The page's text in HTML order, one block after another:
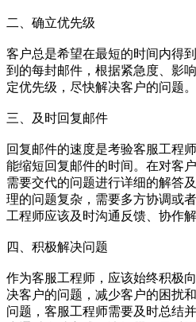
二、确立优先级
客户总是希望在最短的时间内得
到的每封邮件，根据紧急度、影
定优先级，尽快解决客户的问题。
三、及时回复邮件
回复邮件的速度是考验客服工程
能缩短回复邮件的时间。在对客
需要交代的问题进行详细的解答
理的问题复杂，需要多方协调或
工程师应该及时沟通反馈、协作解
四、积极解决问题
作为客服工程师，应该始终积极
决客户的问题，减少客户的困扰
问题，客服工程师需要及时总结